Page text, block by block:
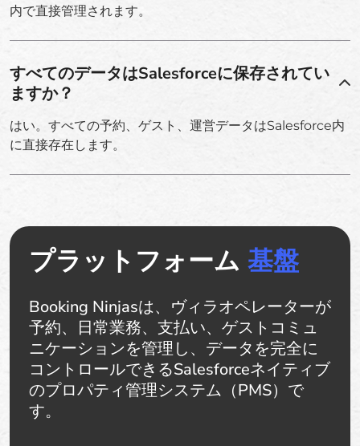
内で直接管理されます。
すべてのデータはSalesforceに保存されてい
ますか？
はい。すべての予約、ゲスト、運営データはSalesforce内
に直接存在します。
プラットフォーム 基盤
Booking Ninjasは、ヴィラオペレーターが
予約、日常業務、支払い、ゲストコミュ
ニケーションを管理し、データを完全に
コントロールできるSalesforceネイティブ
のプロパティ管理システム（PMS）で
す。